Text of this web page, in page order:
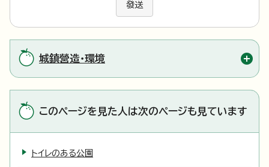
發送
城鎮營造・環境
このページを見た人は次のページも見ています
トイレのある公園